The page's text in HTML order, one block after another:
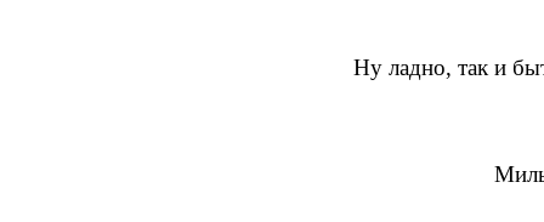
Ну ладно, так и